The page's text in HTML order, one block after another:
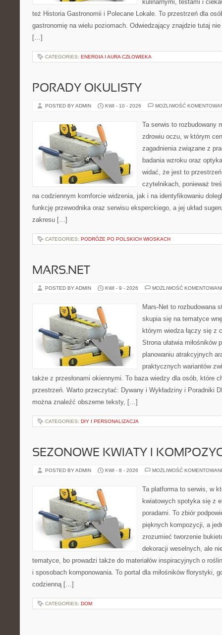
kulinarnymi, testami i
też Historia Gastronomii i Polecane Lokale. To przestrzeń dla
gastronomię na wielu poziomach. Odwiedzający znajdzie tutaj
[…]
CATEGORIES: ENERGIA I AURA CZŁOWIEKA
PORADY OKULISTY
POSTED BY ADMIN KWI - 10 - 2026 MOŻLIWOŚĆ
Ta serwis to rozbudowany
zdrowiu oczu, w którym
zagadnienia związane z
badania wzroku oraz
widać, że jest to
czytelnikach, ponieważ
na codziennym komforcie widzenia, jak i na identyfikowaniu
funkcję przewodnika oraz serwisu eksperckiego, a jej układ
zakresu […]
CATEGORIES: PODRÓŻE PO POLSKICH WIOSKACH
MARS.NET
POSTED BY ADMIN KWI - 9 - 2026 MOŻLIWOŚĆ
Mars-Net to rozbudowana
skupia się na tematyce
którym wiedza łączy się z
Strona ułatwia miłośników
planowaniu atrakcyjnych
praktycznych wariantów
także z przesłonami okiennymi. To baza wiedzy dla osób, które
przestrzeń. Warto przeczytać: Dywany i Wykładziny i Poradniki
można znaleźć obszerne teksty, […]
CATEGORIES: DIY I PERSONALIZACJA
SEZONOWE KWIATY I
POSTED BY ADMIN KWI - 8 - 2026 MOŻLIWOŚĆ
Ta platforma to serwis, w
kwiatowych spotyka się z
poradami. To zbiór
pięknych kompozycji, a
zrozumieć tworzenie
dekoracji weselnych, ale
tematyce, bo prowadzi także do materiałów inspiracyjnych o
i sposobach komponowania. To portal dla miłośników florystyki,
codzienną […]
CATEGORIES: DOM